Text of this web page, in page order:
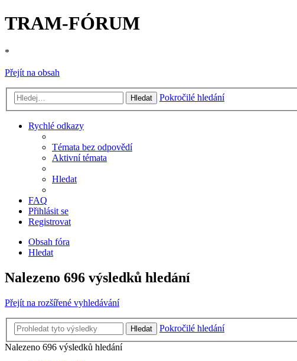
TRAM-FÓRUM
*
Přejít na obsah
Hledat Pokročilé hledání
Rychlé odkazy
Témata bez odpovědí
Aktivní témata
Hledat
FAQ
Přihlásit se
Registrovat
Obsah fóra
Hledat
Nalezeno 696 výsledků hledání
Přejít na rozšířené vyhledávání
Hledat
Pokročilé hledání
Nalezeno 696 výsledků hledání